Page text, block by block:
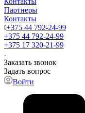
Партнеры
Контакты
+375 44 792-24-99
+375 44 792-24-99
+375 17 320-21-99
Заказать звонок
Задать вопрос
Войти